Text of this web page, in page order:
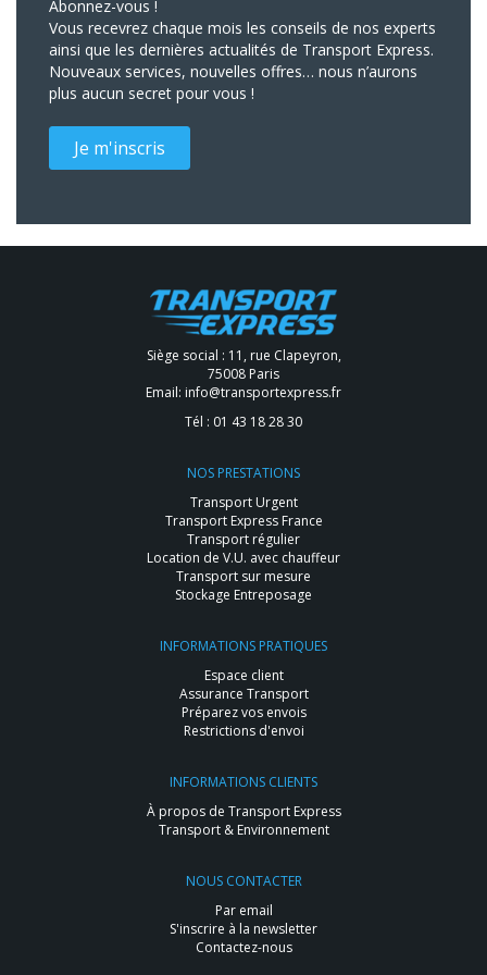
Abonnez-vous !
Vous recevrez chaque mois les conseils de nos experts
ainsi que les dernières actualités de Transport Express.
Nouveaux services, nouvelles offres… nous n’aurons
plus aucun secret pour vous !
Je m'inscris
Siège social : 11, rue Clapeyron,
75008 Paris
Email: info@transportexpress.fr
Tél : 01 43 18 28 30
NOS PRESTATIONS
Transport Urgent
Transport Express France
Transport régulier
Location de V.U. avec chauffeur
Transport sur mesure
Stockage Entreposage
INFORMATIONS PRATIQUES
Espace client
Assurance Transport
Préparez vos envois
Restrictions d'envoi
INFORMATIONS CLIENTS
À propos de Transport Express
Transport & Environnement
NOUS CONTACTER
Par email
S'inscrire à la newsletter
Contactez-nous